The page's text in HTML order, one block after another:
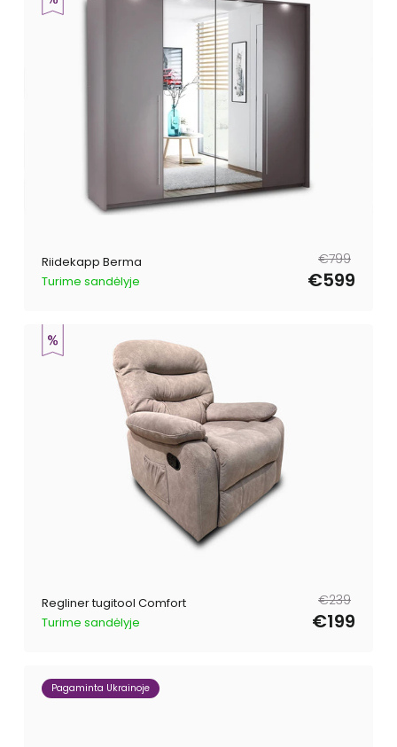
Riidekapp Berma
Turime sandėlyje
Tavahind
€799
Müügihind
€599
Regliner tugitool Comfort
Turime sandėlyje
Tavahind
€239
Müügihind
€199
Pagaminta Ukrainoje